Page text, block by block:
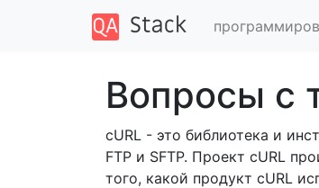
Вопросы с
cURL - это библиотека и
FTP и SFTP. Проект cURL
того, какой продукт cURL